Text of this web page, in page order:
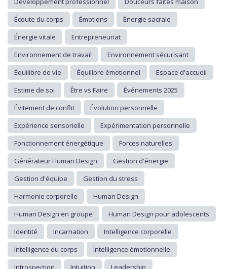
Écoute du corps
Émotions
Énergie sacrale
Énergie vitale
Entrepreneuriat
Environnement de travail
Environnement sécurisant
Équilibre de vie
Équilibre émotionnel
Espace d'accueil
Estime de soi
Être vs Faire
Événements 2025
Évitement de conflit
Évolution personnelle
Expérience sensorielle
Expérimentation personnelle
Fonctionnement énergétique
Forces naturelles
Générateur Human Design
Gestion d'énergie
Gestion d'équipe
Gestion du stress
Harmonie corporelle
Human Design
Human Design en groupe
Human Design pour adolescents
Identité
Incarnation
Intelligence corporelle
Intelligence du corps
Intelligence émotionnelle
Introspection
Intuition
Leadership